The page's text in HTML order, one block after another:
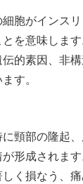
胞がインス
を意味しま
的素因、非
す。
頸部の隆起
形成されま
く損なう、